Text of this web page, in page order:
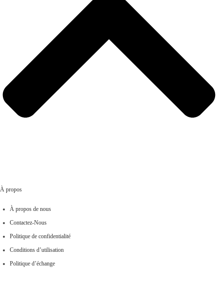
À propos
À propos de nous
Contactez-Nous
Politique de confidentialité
Conditions d’utilisation
Politique d’échange